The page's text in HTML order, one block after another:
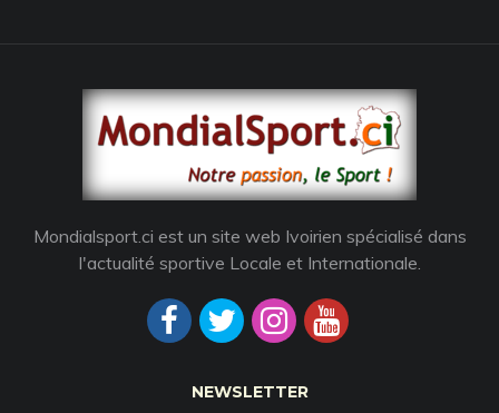
Mondialsport.ci est un site web Ivoirien spécialisé dans
l'actualité sportive Locale et Internationale.
NEWSLETTER